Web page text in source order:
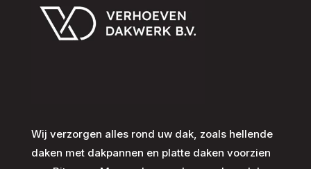
Wij verzorgen alles rond uw dak, zoals hellende
daken met dakpannen en platte daken voorzien